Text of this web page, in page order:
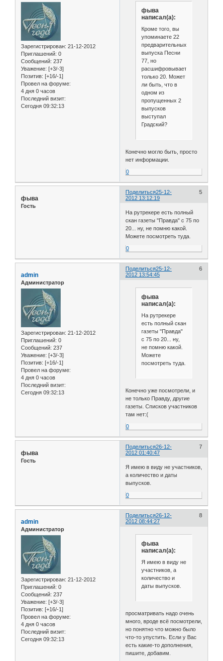
Зарегистрирован: 21-12-2012
Приглашений: 0
Сообщений: 237
Уважение: [+3/-3]
Позитив: [+16/-1]
Провел на форуме:
4 дня 0 часов
Последний визит:
Сегодня 09:32:13
фыва
написал(а):
Кроме того, вы
упоминаете 22
предварительных
выпуска Песни
77, но
расшифровываете
только 20. Может
ли быть, что в
одном из
пропущенных 2
выпусков
выступал
Градский?
Конечно могло быть, просто
нет информации.
0
Поделиться 5
25-12-
2012 13:12:19
фыва
Гость
На рутрекере есть полный
скан газеты "Правда" с 75 по
20... ну, не помню какой.
Можете посмотреть туда.
0
Поделиться 6
25-12-
2012 13:54:45
admin
Администратор
Зарегистрирован: 21-12-2012
Приглашений: 0
Сообщений: 237
Уважение: [+3/-3]
Позитив: [+16/-1]
Провел на форуме:
4 дня 0 часов
Последний визит:
Сегодня 09:32:13
фыва
написал(а):
На рутрекере
есть полный скан
газеты "Правда"
с 75 по 20... ну,
не помню какой.
Можете
посмотреть туда.
Конечно уже посмотрели, и
не только Правду, другие
газеты. Списков участников
там нет:(
0
Поделиться 7
26-12-
2012 01:40:47
фыва
Гость
Я имею в виду не участников,
а количество и даты
выпусков.
0
Поделиться 8
26-12-
2012 08:44:27
admin
Администратор
Зарегистрирован: 21-12-2012
Приглашений: 0
Сообщений: 237
Уважение: [+3/-3]
Позитив: [+16/-1]
Провел на форуме:
4 дня 0 часов
Последний визит:
Сегодня 09:32:13
фыва
написал(а):
Я имею в виду не
участников, а
количество и
даты выпусков.
просматривать надо очень
много, вроде всё посмотрели,
но понятно что можно было
что-то упустить. Если у Вас
есть какие-то дополнения,
пишите, добавим.